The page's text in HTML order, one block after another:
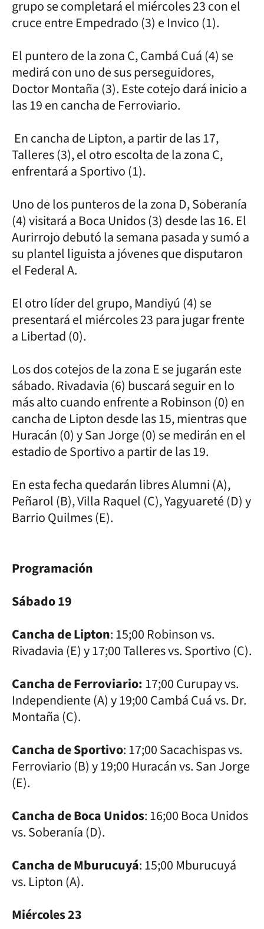
grupo se completará el miércoles 23 con el
cruce entre Empedrado (3) e Invico (1).
El puntero de la zona C, Cambá Cuá (4) se
medirá con uno de sus perseguidores,
Doctor Montaña (3). Este cotejo dará inicio a
las 19 en cancha de Ferroviario.
En cancha de Lipton, a partir de las 17,
Talleres (3), el otro escolta de la zona C,
enfrentará a Sportivo (1).
Uno de los punteros de la zona D, Soberanía
(4) visitará a Boca Unidos (3) desde las 16. El
Aurirrojo debutó la semana pasada y sumó a
su plantel liguista a jóvenes que disputaron
el Federal A.
El otro líder del grupo, Mandiyú (4) se
presentará el miércoles 23 para jugar frente
a Libertad (0).
Los dos cotejos de la zona E se jugarán este
sábado. Rivadavia (6) buscará seguir en lo
más alto cuando enfrente a Robinson (0) en
cancha de Lipton desde las 15, mientras que
Huracán (0) y San Jorge (0) se medirán en el
estadio de Sportivo a partir de las 19.
En esta fecha quedarán libres Alumni (A),
Peñarol (B), Villa Raquel (C), Yagyuareté (D) y
Barrio Quilmes (E).
Programación
Sábado 19
Cancha de Lipton: 15;00 Robinson vs.
Rivadavia (E) y 17;00 Talleres vs. Sportivo (C).
Cancha de Ferroviario:17;00 Curupay vs.
Independiente (A) y 19;00 Cambá Cuá vs. Dr.
Montaña (C).
Cancha de Sportivo: 17;00 Sacachispas vs.
Ferroviario (B) y 19;00 Huracán vs. San Jorge
(E).
Cancha de Boca Unidos: 16;00 Boca Unidos
vs. Soberanía (D).
Cancha de Mburucuyá: 15;00 Mburucuyá
vs. Lipton (A).
Miércoles 23